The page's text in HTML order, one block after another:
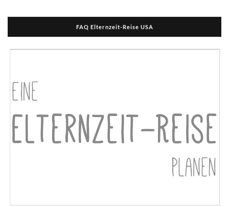
FAQ Elternzeit-Reise USA